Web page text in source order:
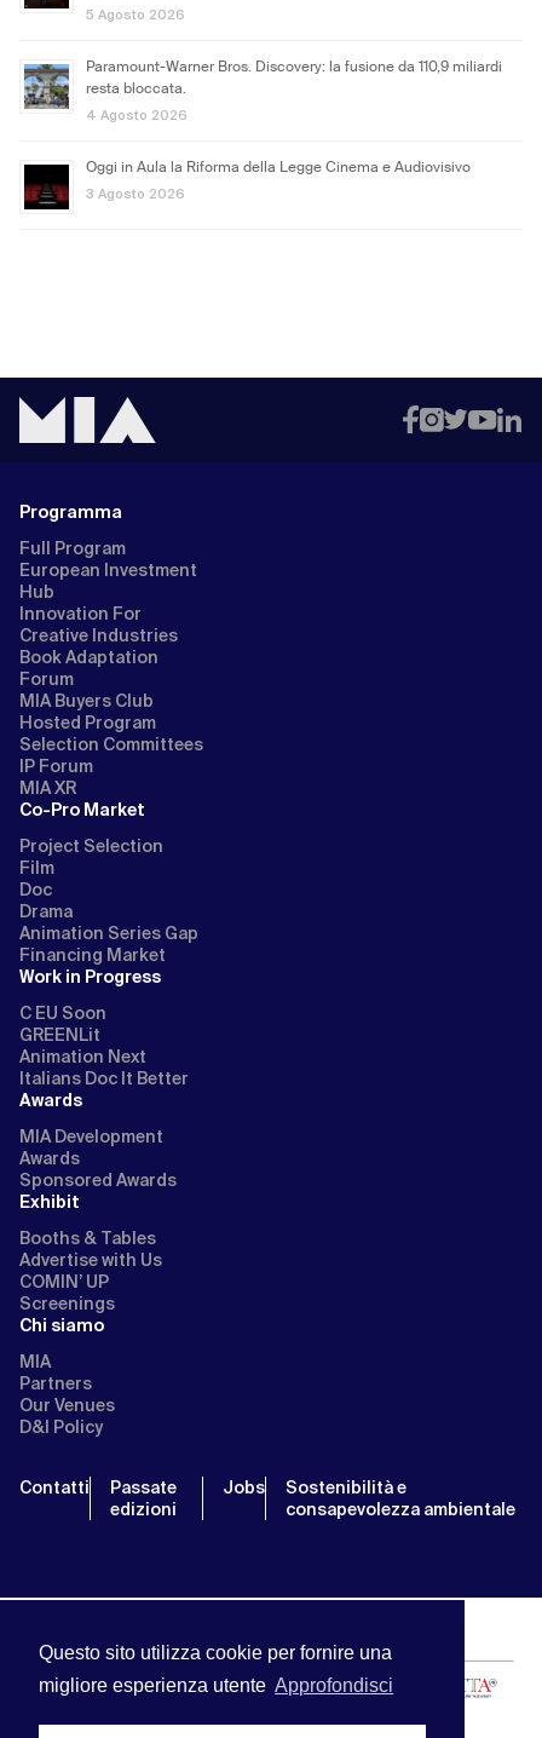
Questo sito utilizza cookie per fornire una
migliore esperienza utente Approfondisci
5 Agosto 2026
Paramount-Warner Bros. Discovery: la fusione da 110,9 miliardi
resta bloccata.
4 Agosto 2026
Oggi in Aula la Riforma della Legge Cinema e Audiovisivo
3 Agosto 2026
Programma
Full Program
European Investment
Hub
Innovation For
Creative Industries
Book Adaptation
Forum
MIA Buyers Club
Hosted Program
Selection Committees
IP Forum
MIA XR
Co-Pro Market
Project Selection
Film
Doc
Drama
Animation Series Gap
Financing Market
Work in Progress
C EU Soon
GREENLit
Animation Next
Italians Doc It Better
Awards
MIA Development
Awards
Sponsored Awards
Exhibit
Booths & Tables
Advertise with Us
COMIN’ UP
Screenings
Chi siamo
MIA
Partners
Our Venues
D&I Policy
Contatti
Passate
edizioni
Jobs
Sostenibilità e
consapevolezza ambientale